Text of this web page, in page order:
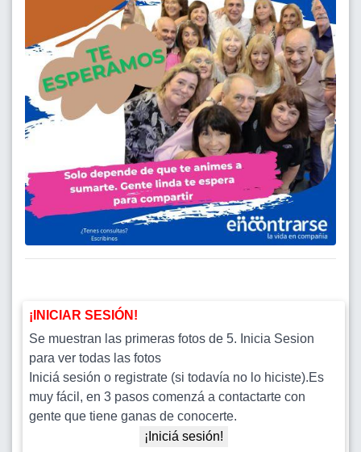
¡INICIAR SESIÓN!
Se muestran las primeras fotos de 5. Inicia Sesion
para ver todas las fotos
Iniciá sesión o registrate (si todavía no lo hiciste).Es
muy fácil, en 3 pasos comenzá a contactarte con
gente que tiene ganas de conocerte.
¡Iniciá sesión!